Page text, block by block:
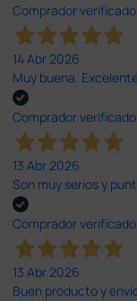
Comprador verificado
14 Abr 2026
Muy buena.
Comprador verificado
13 Abr 2026
Son muy serios y
Comprador verificado
13 Abr 2026
Buen producto y